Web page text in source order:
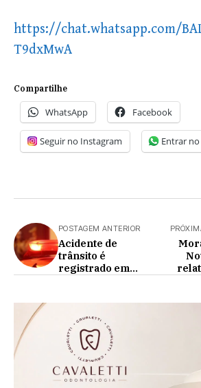
https://chat.whatsapp.com/
T9dxMwA
Compartilhe
WhatsApp Facebook
Seguir no Instagram Entrar
POSTAGEM ANTERIOR
Acidente de
trânsito é
registrado em